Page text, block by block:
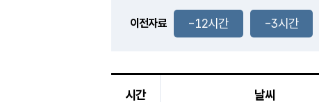
3.0m/s
-
이전자료 -12시간 -3시간
시간 날씨